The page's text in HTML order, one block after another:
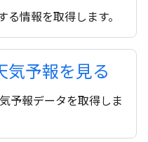
情報を取得します。
気予報を見る
予報データを取得しま